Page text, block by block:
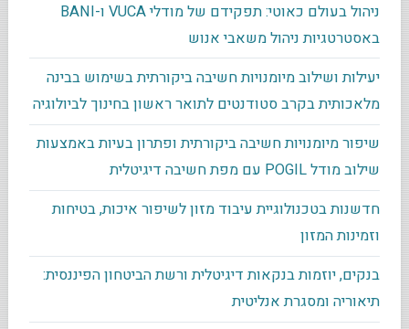
ניהול בעולם כאוטי: תפקידם של מודלי VUCA ו-BANI
באסטרטגיות ניהול משאבי אנוש
יעילות ושילוב מיומנויות חשיבה ביקורתית בשימוש בבינה
מלאכותית בקרב סטודנטים לתואר ראשון בחינוך לביולוגיה
שיפור מיומנויות חשיבה ביקורתית ופתרון בעיות באמצעות
שילוב מודל POGIL עם מפת חשיבה דיגיטלית
חדשנות בטכנולוגיית עיבוד מזון לשיפור איכות, בטיחות
וזמינות המזון
בנקים, יוזמות בנקאות דיגיטלית ורשת הביטחון הפיננסית:
תיאוריה ומסגרת אנליטית